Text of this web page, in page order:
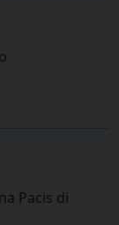
Pacis di